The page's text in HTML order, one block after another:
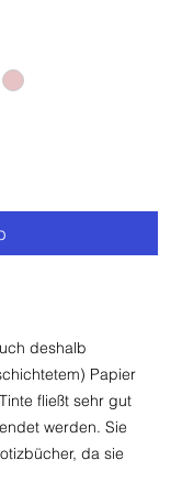
deshalb
Papier
fließt sehr gut
werden. Sie
da sie